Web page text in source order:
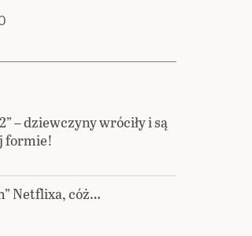
– dziewczyny wróciły i są
formie!
Netflixa, cóż…